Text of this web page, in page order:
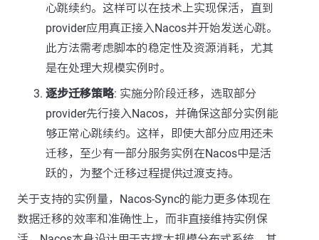
心跳续约。这样可以在技术上实现保活，直到
provider应用真正接入Nacos并开始发送心跳。
此方法需考虑脚本的稳定性及资源消耗，尤其
是在处理大规模实例时。
逐步迁移策略: 实施分阶段迁移，选取部分
provider先行接入Nacos，并确保这部分实例能
够正常心跳续约。这样，即使大部分应用还未
迁移，至少有一部分服务实例在Nacos中是活
跃的，为整个迁移过程提供过渡支持。
关于支持的实例量，Nacos-Sync的能力更多体现在
数据迁移的效率和准确性上，而非直接维持实例保